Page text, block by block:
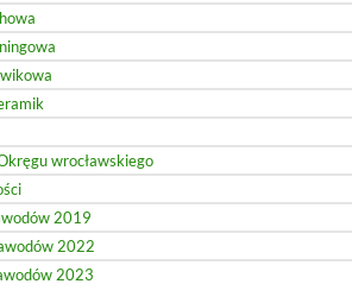
wrocławskiego
2019
2022
2023